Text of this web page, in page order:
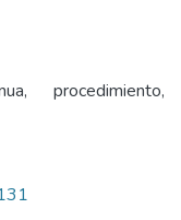
procedimiento,